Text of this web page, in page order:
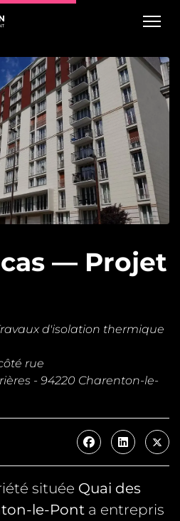
— Projet
d'isolation thermique
rue
- 94220 Charenton-le-
située Quai des
le-Pont a entrepris